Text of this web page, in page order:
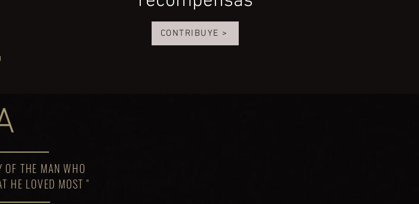
CONTRIBUYE >
OF THE MAN WHO
HE LOVED MOST "